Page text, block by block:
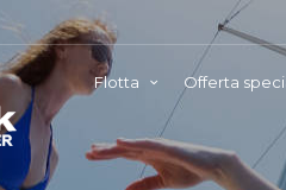
Flotta Offerta